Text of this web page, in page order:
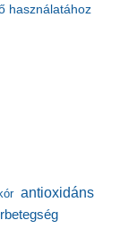
használatához
antioxidáns